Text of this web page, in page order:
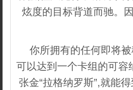
炫度的目标背道而驰。
你所拥有的任何即将
可以达到一个卡组的可
张金“拉格纳罗斯”,就能